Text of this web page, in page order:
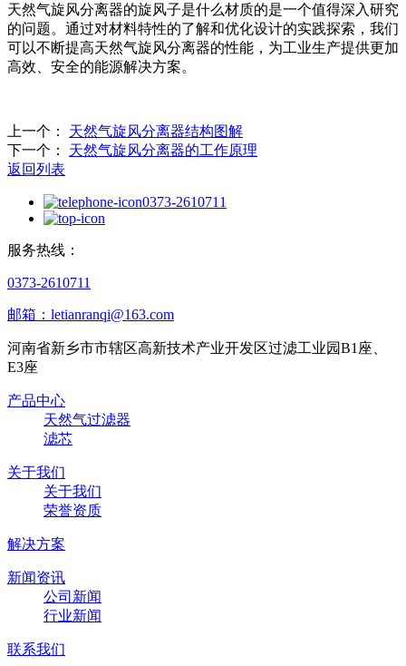
天然气旋风分离器的旋风子是什么材质的是一个值得深入研究
的问题。通过对材料特性的了解和优化设计的实践探索，我们
可以不断提高天然气旋风分离器的性能，为工业生产提供更加
高效、安全的能源解决方案。
上一个：
天然气旋风分离器结构图解
下一个：
天然气旋风分离器的工作原理
返回列表
0373-2610711
服务热线：
0373-2610711
邮箱：letianranqi@163.com
河南省新乡市市辖区高新技术产业开发区过滤工业园B1座、
E3座
产品中心
天然气过滤器
滤芯
关于我们
关于我们
荣誉资质
解决方案
新闻资讯
公司新闻
行业新闻
联系我们